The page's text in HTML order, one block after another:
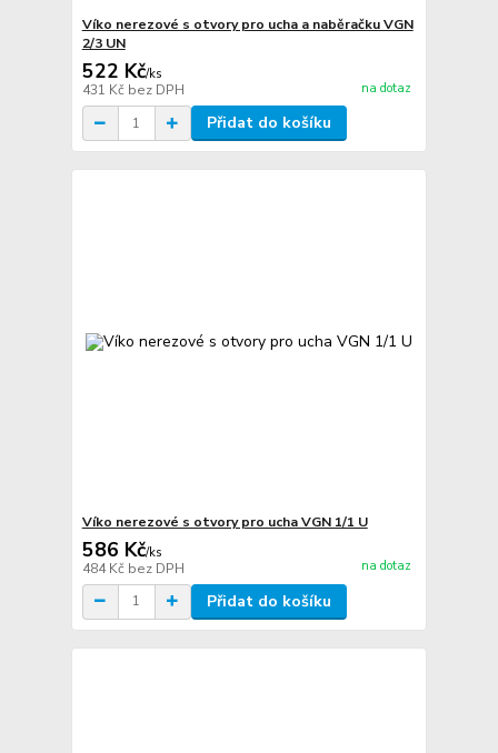
Víko nerezové s otvory pro ucha a naběračku VGN
2/3 UN
522 Kč/ks
431 Kč bez DPH na dotaz
Přidat do košíku
Víko nerezové s otvory pro ucha VGN 1/1 U
586 Kč/ks
484 Kč bez DPH na dotaz
Přidat do košíku